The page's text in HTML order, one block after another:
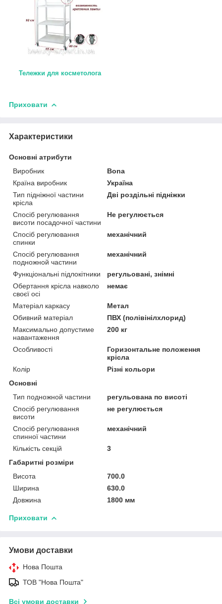
Тележки для косметолога
Приховати
Характеристики
Основні атрибути
Виробник
Bona
Країна виробник
Україна
Тип підніжної частини
крісла
Дві роздільні підніжки
Спосіб регулювання
висоти посадочної частини
Не регулюється
Спосіб регулювання
спинки
механічний
Спосіб регулювання
подножной частини
механічний
Функціональні підлокітники
регульовані, знімні
Обертання крісла навколо
своєї осі
немає
Матеріал каркасу
Метал
Обивний матеріал
ПВХ (полівінілхлорид)
Максимально допустиме
навантаження
200 кг
Особливості
Горизонтальне положення
крісла
Колір
Різні кольори
Основні
Тип подножной частини
регульована по висоті
Спосіб регулювання
висоти
не регулюється
Спосіб регулювання
спинної частини
механічний
Кількість секцій
3
Габаритні розміри
Висота
700.0
Ширина
630.0
Довжина
1800 мм
Приховати
Умови доставки
Нова Пошта
ТОВ "Нова Пошта"
Всі умови доставки